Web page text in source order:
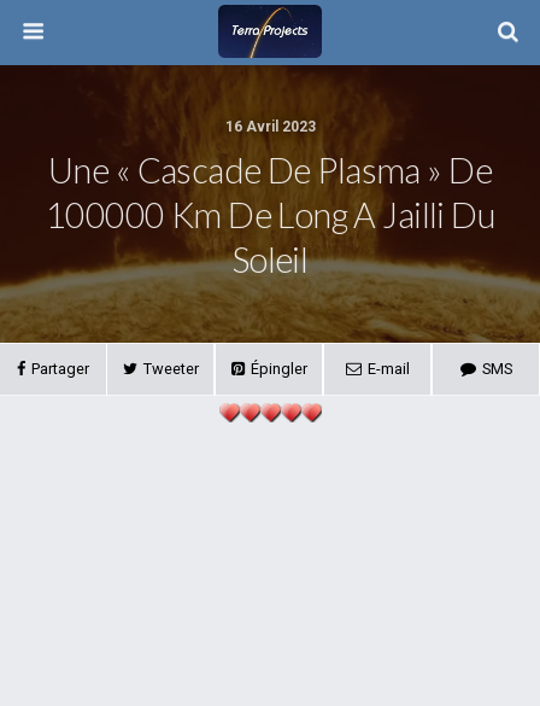
16 Avril 2023
Une « Cascade De Plasma » De
100000 Km De Long A Jailli Du
Soleil
Partager Tweeter Épingler E-mail SMS